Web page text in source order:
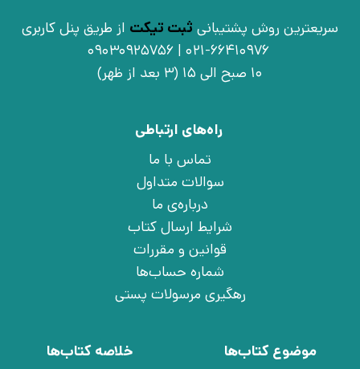
سریعترین روش پشتیبانی ثبت تیکت از طریق پنل کاربری
021-66410976 | 09030925756
10 صبح الی 15 (3 بعد از ظهر)
راه‌های ارتباطی
تماس با ما
سوالات متداول
درباره‌ی ما
شرایط ارسال کتاب
قوانین و مقررات
شماره حساب‌ها
رهگیری مرسولات پستی
موضوع کتاب‌ها
خلاصه کتاب‌ها